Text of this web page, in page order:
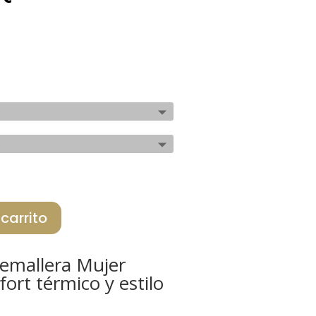
precio
Mujer
térmico y estilo